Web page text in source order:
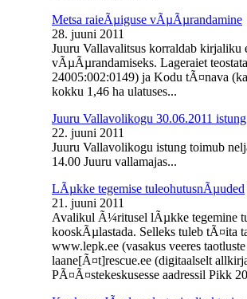
Metsa raieÃµiguse vÃµÃµrandamine
28. juuni 2011
Juuru Vallavalitsus korraldab kirjaliku
vÃµÃµrandamiseks. Lageraiet
24005:002:0149) ja Kodu tÃ¤nava
kokku 1,46 ha ulatuses...
Juuru Vallavolikogu 30.06.2011 istung
22. juuni 2011
Juuru Vallavolikogu istung toimub
14.00 Juuru vallamajas...
LÃµkke tegemise tuleohutusnÃµuded
21. juuni 2011
Avalikul Ã¼ritusel lÃµkke tegemine
kooskÃµlastada. Selleks tuleb tÃ¤ita
www.lepk.ee (vasakus veeres
laane[Ã¤t]rescue.ee (digitaalselt
PÃ¤Ã¤stekeskusesse aadressil Pikk